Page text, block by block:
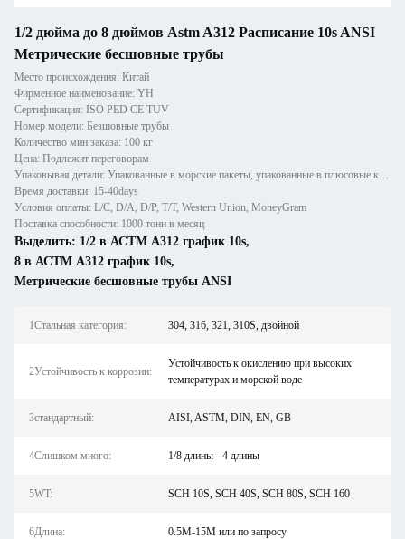
1/2 дюйма до 8 дюймов Astm A312 Расписание 10s ANSI
Метрические бесшовные трубы
Место происхождения: Китай
Фирменное наименование: YH
Сертификация: ISO PED CE TUV
Номер модели: Безшовные трубы
Количество мин заказа: 100 кг
Цена: Подлежит переговорам
Упаковывая детали: Упакованные в морские пакеты, упакованные в плюсовые коробки
Время доставки: 15-40days
Условия оплаты: L/C, D/A, D/P, T/T, Western Union, MoneyGram
Поставка способности: 1000 тонн в месяц
Выделить: 1/2 в АСТМ A312 график 10s,
8 в АСТМ A312 график 10s,
Метрические бесшовные трубы ANSI
1Стальная категория: 304, 316, 321, 310S, двойной
2Устойчивость к коррозии:
Устойчивость к окислению при высоких
температурах и морской воде
3стандартный: AISI, ASTM, DIN, EN, GB
4Слишком много: 1/8 длины - 4 длины
5WT: SCH 10S, SCH 40S, SCH 80S, SCH 160
6Длина: 0.5М-15М или по запросу